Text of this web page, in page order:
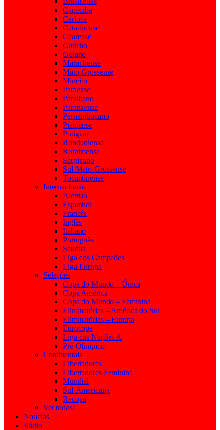
Capixaba
Carioca
Catarinense
Cearense
Gaúcho
Goiano
Maranhense
Mato-Grossense
Mineiro
Paraense
Paraibano
Paranaense
Pernambucano
Piauiense
Potiguar
Rondoniense
Roraimense
Sergipano
Sul-Mato-Grossense
Tocantinense
Internacionais
Alemão
Espanhol
Francês
Inglês
Italiano
Português
Saudita
Liga dos Campeões
Liga Europa
Seleções
Copa do Mundo – Única
Copa América
Copa do Mundo – Feminina
Eliminatórias – América do Sul
Eliminatórias – Europa
Eurocopa
Liga das Nações A
Pré-Olímpico
Continentais
Libertadores
Libertadores Feminina
Mundial
Sul-Americana
Recopa
Ver todos!
Notícias
Rádio